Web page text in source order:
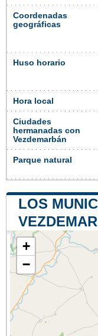
Coordenadas
geográficas
Huso horario
Hora local
Ciudades
hermanadas con
Vezdemarbán
Parque natural
LOS
+
−